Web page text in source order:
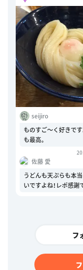
seijiro
ものすご〜く好きです
も最高。
佐藤 愛
うどんも天ぷらも本
いですよね！レポ感謝
フ